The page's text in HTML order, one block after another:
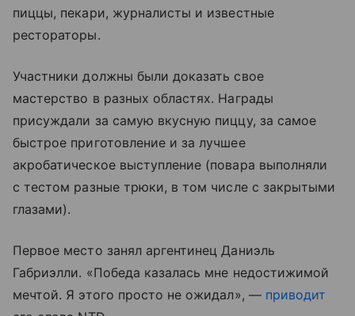
пиццы, пекари, журналисты и известные
рестораторы.
Участники должны были доказать свое
мастерство в разных областях. Награды
присуждали за самую вкусную пиццу, за самое
быстрое приготовление и за лучшее
акробатическое выступление (повара выполняли
с тестом разные трюки, в том числе с закрытыми
глазами).
Первое место занял аргентинец Даниэль
Габриэлли. «Победа казалась мне недостижимой
мечтой. Я этого просто не ожидал», — приводит